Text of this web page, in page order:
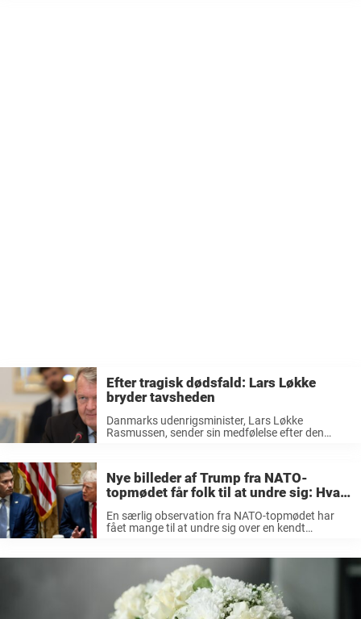
Efter tragisk dødsfald: Lars Løkke
bryder tavsheden
Danmarks udenrigsminister, Lars Løkke
Rasmussen, sender sin medfølelse efter den
Nye billeder af Trump fra NATO-
topmødet får folk til at undre sig: Hvad
skjuler han?
En særlig observation fra NATO-topmødet har
fået mange til at undre sig over en kendt